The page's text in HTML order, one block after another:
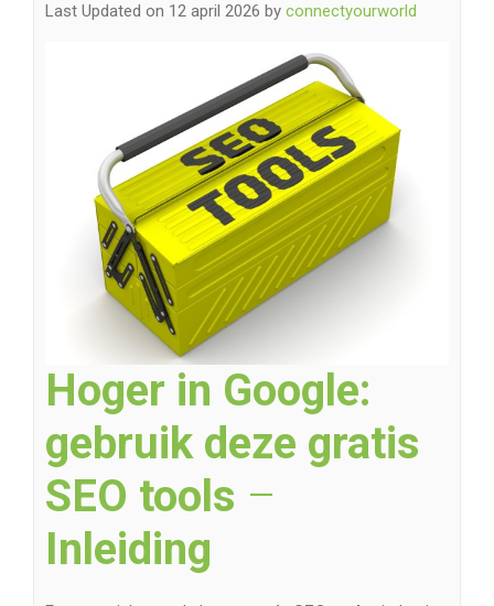
Last Updated on 12 april 2026 by connectyourworld
Hoger in Google:
gebruik deze gratis
SEO tools –
Inleiding